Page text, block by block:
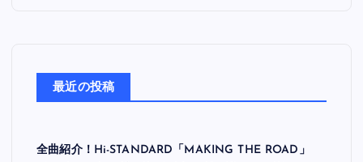
最近の投稿
全曲紹介！Hi-STANDARD「MAKING THE ROAD」